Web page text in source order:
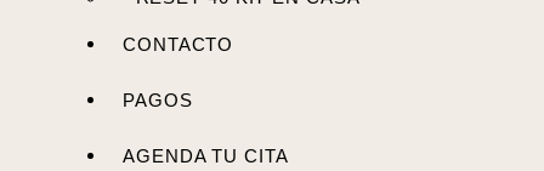
CONTACTO
PAGOS
AGENDA TU CITA